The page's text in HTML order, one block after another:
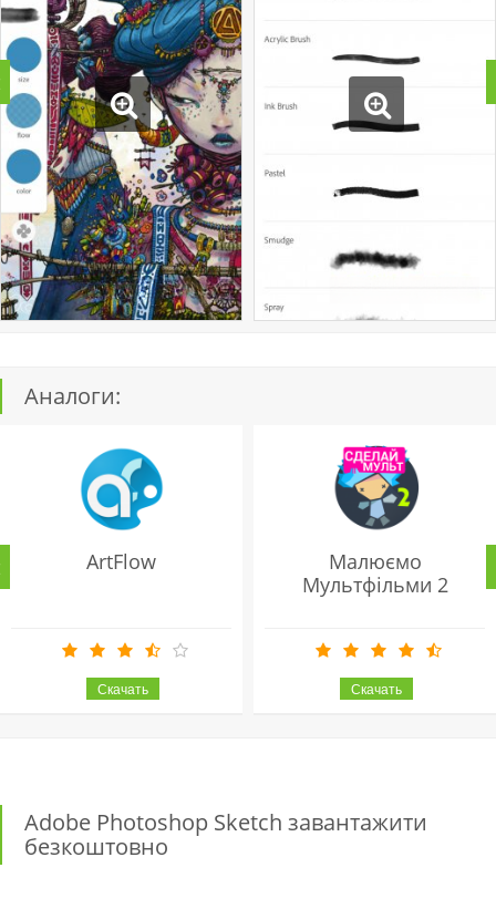
Аналоги:
ArtFlow
Малюємо
Мультфільми 2
Adobe Photoshop Sketch завантажити
безкоштовно